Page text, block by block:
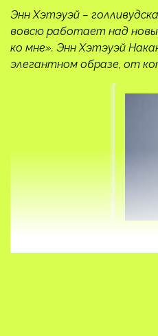
Энн Хэтэуэй –
вовсю работает над
ко мне». Энн Хэтэуэй
элегантном образе, от